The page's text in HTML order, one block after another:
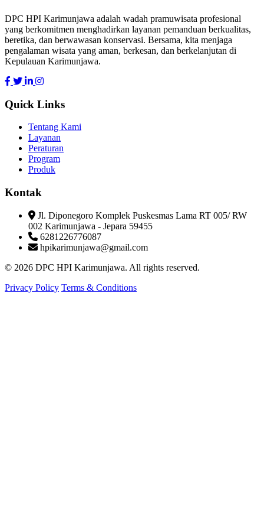
DPC HPI Karimunjawa adalah wadah pramuwisata profesional
yang berkomitmen menghadirkan layanan pemanduan berkualitas,
beretika, dan berwawasan konservasi. Bersama, kita menjaga
pengalaman wisata yang aman, berkesan, dan berkelanjutan di
Kepulauan Karimunjawa.
Quick Links
Tentang Kami
Layanan
Peraturan
Program
Produk
Kontak
Jl. Diponegoro Komplek Puskesmas Lama RT 005/ RW
002 Karimunjawa - Jepara 59455
6281226776087
hpikarimunjawa@gmail.com
© 2026 DPC HPI Karimunjawa. All rights reserved.
Privacy Policy Terms & Conditions